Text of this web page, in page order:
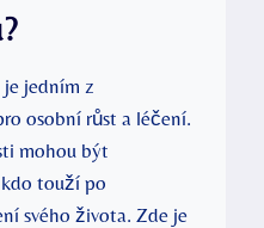
jedním z
osobní růst a léčení.
mohou být
touží po
svého života. Zde je